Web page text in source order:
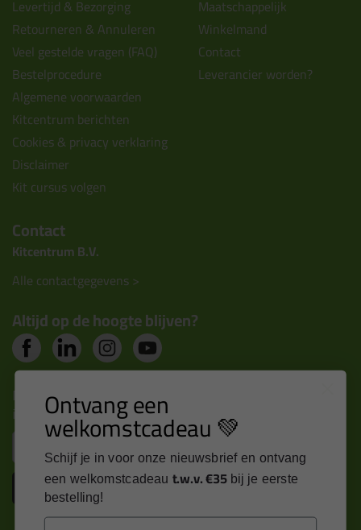
Levertijd & Bezorging
Retourneren & Annuleren
Veel gestelde vragen (FAQ)
Bestelprocedure
Algemene voorwaarden
Kitcentrum berichten
Cookies & privacy verklaring
Disclaimer
Kit cursus volgen
Maatschappelijk
Winkelmand
Contact
Leverancier worden?
Contact
Kitcentrum B.V.
Alle contactgegevens >
Altijd op de hoogte blijven?
Nieuws, tips en exclusieve deals rechtstreeks in je
inbox
Inschrijven
Ontvang een
welkomstcadeau 💚
Schijf je in voor onze nieuwsbrief en ontvang
een welkomstcadeau t.w.v. €35 bij je eerste
bestelling!
Email